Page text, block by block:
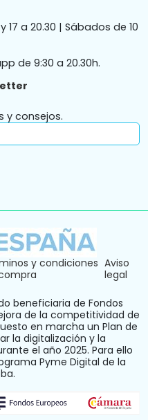
17 a 20.30 | Sábados de 10
de 9:30 a 20.30h.
y consejos.
y condiciones Aviso
legal
beneficiaria de Fondos
de la competitividad de
en marcha un Plan de
la digitalización y la
el año 2025. Para ello
Pyme Digital de la